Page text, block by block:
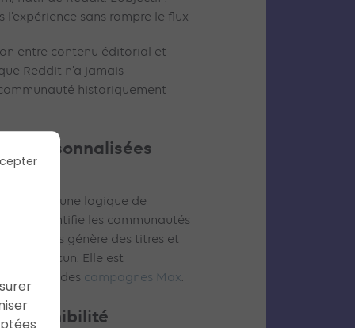
sans rompre le flux
entre contenu éditorial et
Reddit n’a jamais
historiquement
personnalisées
sur une logique de
l’IA identifie les communautés
puis génère des titres et
à chacun. Elle est
le cadre des campagnes Max.